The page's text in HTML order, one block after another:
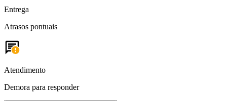
Entrega
Atrasos pontuais
Atendimento
Demora para responder